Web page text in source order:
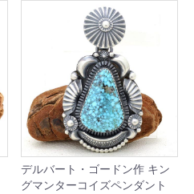
デルバート・ゴードン作 キン
グマンターコイズペンダント